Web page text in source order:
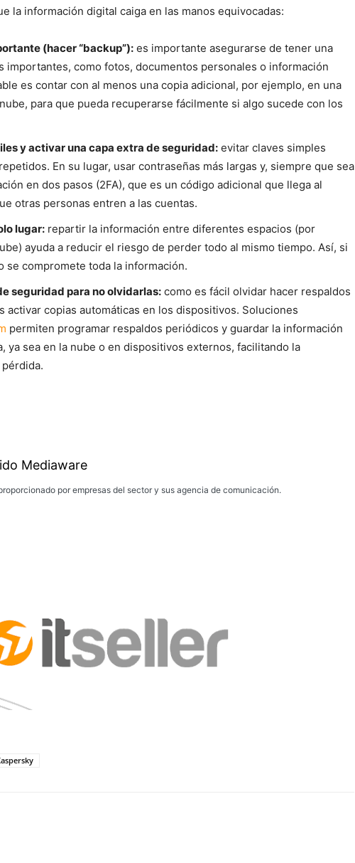
la información digital caiga en las manos equivocadas:
(hacer “backup”): es importante asegurarse de tener una
importantes, como fotos, documentos personales o información
es contar con al menos una copia adicional, por ejemplo, en una
para que pueda recuperarse fácilmente si algo sucede con los
y activar una capa extra de seguridad: evitar claves simples
En su lugar, usar contraseñas más largas y, siempre que sea
en dos pasos (2FA), que es un código adicional que llega al
otras personas entren a las cuentas.
lugar: repartir la información entre diferentes espacios (por
ayuda a reducir el riesgo de perder todo al mismo tiempo. Así, si
se compromete toda la información.
seguridad para no olvidarlas: como es fácil olvidar hacer respaldos
activar copias automáticas en los dispositivos. Soluciones
permiten programar respaldos periódicos y guardar la información
ya sea en la nube o en dispositivos externos, facilitando la
Mediaware
por empresas del sector y sus agencia de comunicación.